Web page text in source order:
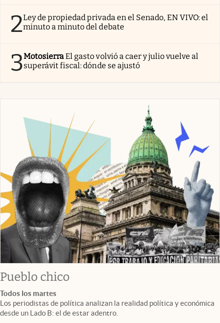
2Ley de propiedad privada en el Senado, EN VIVO: el
minuto a minuto del debate
3MotosierraEl gasto volvió a caer y julio vuelve al
superávit fiscal: dónde se ajustó
Pueblo chico
Todos los martes
Los periodistas de política analizan la realidad política y económica
desde un Lado B: el de estar adentro.